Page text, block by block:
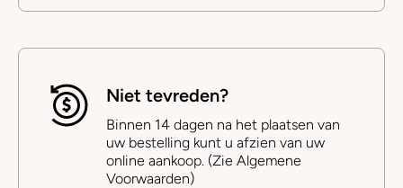
Niet tevreden?
Binnen 14 dagen na het plaatsen van
uw bestelling kunt u afzien van uw
online aankoop. (Zie Algemene
Voorwaarden)